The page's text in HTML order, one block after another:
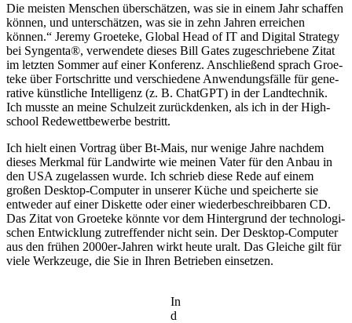
Die meisten Menschen über­schätzen, was sie in einem Jahr schaffen
können, und unter­schätzen, was sie in zehn Jahren errei­chen
können.“ Jeremy Groe­teke, Global Head of IT and Digital Stra­tegy
bei Syngenta®, verwen­dete dieses Bill Gates zuge­schrie­bene Zitat
im letzten Sommer auf einer Konfe­renz. Anschlie­ßend sprach Groe­
teke über Fort­schritte und verschie­dene Anwen­dungs­fälle für gene­
ra­tive künst­liche Intel­li­genz (z. B. ChatGPT) in der Land­technik.
Ich musste an meine Schul­zeit zurück­denken, als ich in der High­
school Rede­wett­be­werbe bestritt.
Ich hielt einen Vortrag über Bt-Mais, nur wenige Jahre nachdem
dieses Merkmal für Land­wirte wie meinen Vater für den Anbau in
den USA zuge­lassen wurde. Ich schrieb diese Rede auf einem
großen Desktop-Computer in unserer Küche und spei­cherte sie
entweder auf einer Diskette oder einer wieder­be­schreib­baren CD.
Das Zitat von Groe­teke könnte vor dem Hinter­grund der tech­no­lo­gi­
schen Entwick­lung zutref­fender nicht sein. Der Desktop-Computer
aus den frühen 2000er-Jahren wirkt heute uralt. Das Gleiche gilt für
viele Werk­zeuge, die Sie in Ihren Betrieben einsetzen.
In
d